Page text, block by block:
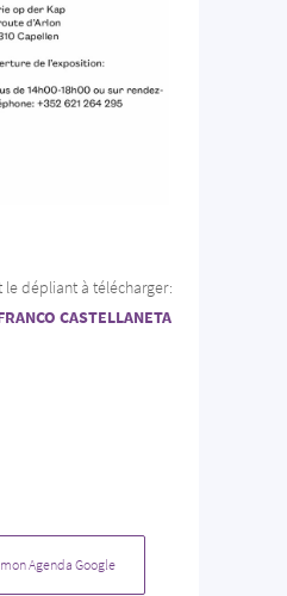
le dépliant à télécharger:
CASTELLANETA
Agenda Google